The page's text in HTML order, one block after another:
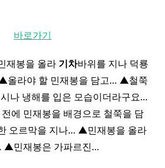
바로가기
재봉을 올라 기차바위를 지나 덕룡
올라야 할 민재봉을 담고… ▲철쭉
나 냉해를 입은 모습이더라구요…
에 민재봉을 배경으로 철쭉을 담
오르막을 지나… ▲민재봉을 올라
▲민재봉은 가파르진…